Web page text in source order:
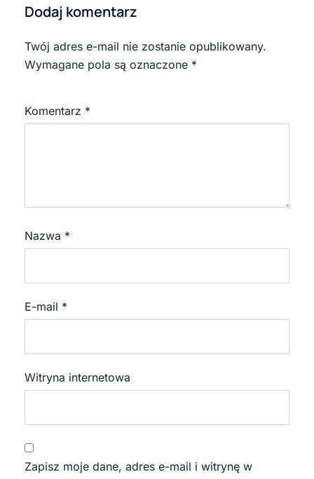
Dodaj komentarz
Twój adres e-mail nie zostanie opublikowany.
Wymagane pola są oznaczone *
Komentarz *
Nazwa *
E-mail *
Witryna internetowa
Zapisz moje dane, adres e-mail i witrynę w